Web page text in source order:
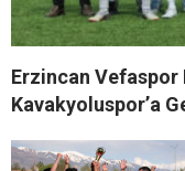
Erzincan Vefaspor
Kavakyoluspor’a